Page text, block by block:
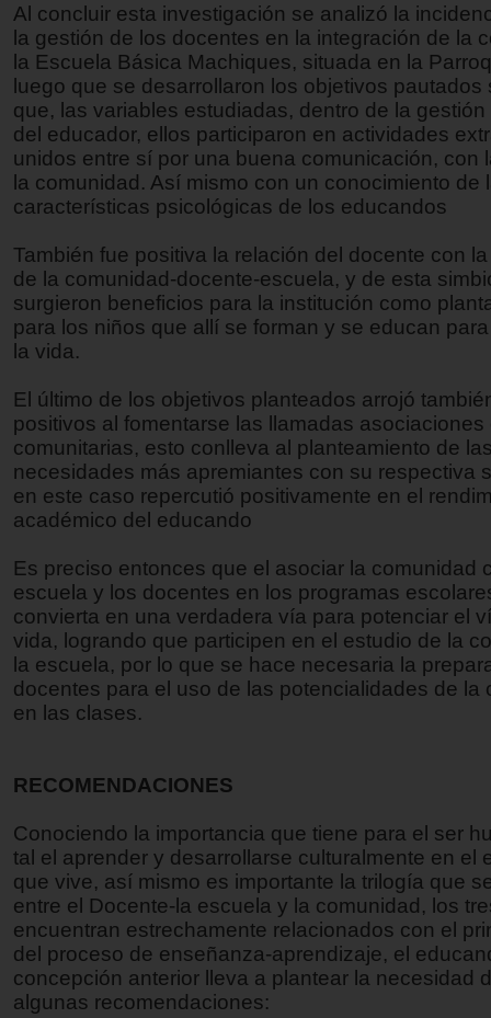
Al concluir esta investigación se analizó la
la gestión de los docentes en la integración de la
la Escuela Básica Machiques, situada en la
luego que se desarrollaron los objetivos pautados
que, las variables estudiadas, dentro de la
del educador, ellos participaron en actividades
unidos entre sí por una buena comunicación, con
la comunidad. Así mismo con un conocimiento de
características psicológicas de los educandos
También fue positiva la relación del docente con
de la comunidad-docente-escuela, y de esta
surgieron beneficios para la institución como
para los niños que allí se forman y se educan
la vida.
El último de los objetivos planteados arrojó
positivos al fomentarse las llamadas
comunitarias, esto conlleva al planteamiento de
necesidades más apremiantes con su respectiva
en este caso repercutió positivamente en el
académico del educando
Es preciso entonces que el asociar la comunidad
escuela y los docentes en los programas
convierta en una verdadera vía para potenciar el
vida, logrando que participen en el estudio de la
la escuela, por lo que se hace necesaria la
docentes para el uso de las potencialidades de la
en las clases.
RECOMENDACIONES
Conociendo la importancia que tiene para el ser
tal el aprender y desarrollarse culturalmente en el
que vive, así mismo es importante la trilogía que
entre el Docente-la escuela y la comunidad, los
encuentran estrechamente relacionados con el
del proceso de enseñanza-aprendizaje, el
concepción anterior lleva a plantear la necesidad
algunas recomendaciones: